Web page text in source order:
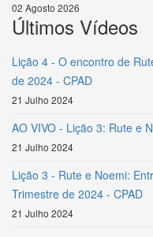
02 Agosto 2026
Últimos Vídeos
Lição 4 - O encontro de
de 2024 - CPAD
21 Julho 2024
AO VIVO - Lição 3: Rute e
21 Julho 2024
Lição 3 - Rute e Noemi:
Trimestre de 2024 - CPAD
21 Julho 2024